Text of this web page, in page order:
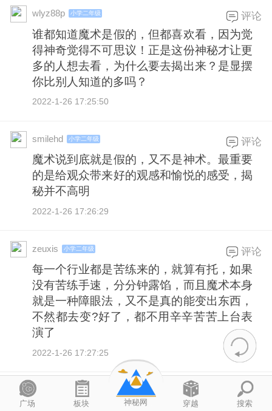
wlyz88p 小学二年级
谁都知道魔术是假的，但都喜欢看，因为觉
得神奇觉得不可思议！正是这份神秘才让更
多的人想去看，为什么要去揭出来？是显摆
你比别人知道的多吗？
2022-1-26 17:25:50
评论
smilehd 小学二年级
魔术说到底就是假的，又不是神术。最重要
的是给观众带来好的观感和愉悦的感受，揭
秘并不高明
2022-1-26 17:26:29
评论
zeuxis 小学二年级
每一个行业都是苦练来的，就算有托，如果
没有苦练手速，分分钟露馅，而且魔术本身
就是一种障眼法，又不是真的能变出东西，
不然都去变?好了，都不用辛辛苦苦上台表
演了
2022-1-26 17:27:25
评论
事业为上 小学二年级 评论
广场 板块 神秘网 穿越 搜索